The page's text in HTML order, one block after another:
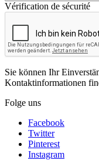
Vérification de sécurité
Sie können Ihr
Kontaktinformationen
Folge uns
Facebook
Twitter
Pinterest
Instagram